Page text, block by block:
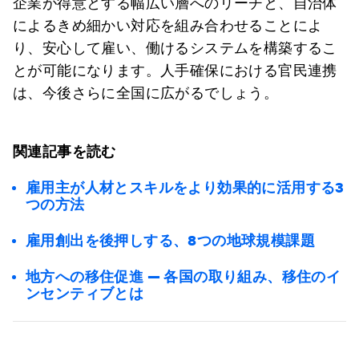
によるきめ細かい対応を組み合わせることによ
り、安心して雇い、働けるシステムを構築するこ
とが可能になります。人手確保における官民連携
は、今後さらに全国に広がるでしょう。
関連記事を読む
雇用主が人材とスキルをより効果的に活用する3
つの方法
雇用創出を後押しする、8つの地球規模課題
地方への移住促進 ― 各国の取り組み、移住のイ
ンセンティブとは